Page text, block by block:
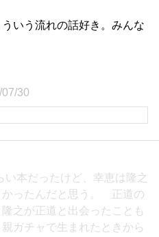
いう流れの話好き。みんな
30
い本だったけど、幸恵は隆之
かったんだと思う。 正道の
之が正道と出会ったことも
ガチャで生まれたときから